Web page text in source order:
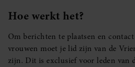
Hoe werkt het?
Om berichten te plaatsen en
vrouwen moet je lid zijn van de
zijn. Dit is exclusief voor leden van